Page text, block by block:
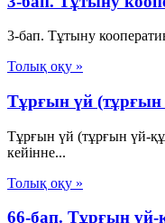
3-бап. Тұтыну
Толық оқу »
Тұрғын үй (тұрғын
Тұрғын үй (тұрғын үй-
кейінне...
Толық оқу »
66-бап. Тұрғын үй-